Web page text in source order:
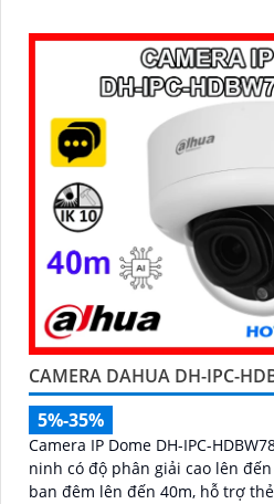
CAMERA DAHUA DH-IPC-
5%-35%
Camera IP Dome DH-IPC-
ninh có độ phân giải cao lên
ban đêm lên đến 40m, hỗ trợ